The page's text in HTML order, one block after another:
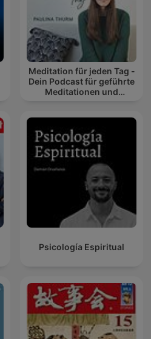
Meditation für jeden Tag -
Dein Podcast für geführte
Meditationen und
Psicología Espiritual